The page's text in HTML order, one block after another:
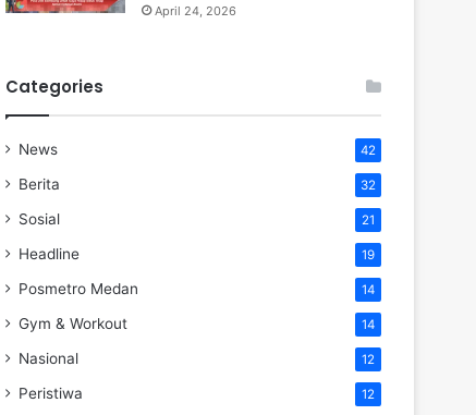
April 24, 2026
Categories
News 42
Berita 32
Sosial 21
Headline 19
Posmetro Medan 14
Gym & Workout 14
Nasional 12
Peristiwa 12